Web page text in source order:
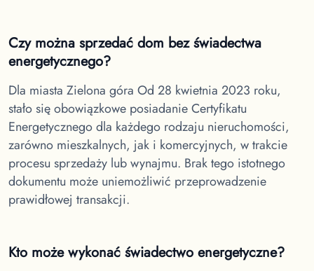
Czy można sprzedać dom bez świadectwa
energetycznego?
Dla miasta Zielona góra Od 28 kwietnia 2023 roku,
stało się obowiązkowe posiadanie Certyfikatu
Energetycznego dla każdego rodzaju nieruchomości,
zarówno mieszkalnych, jak i komercyjnych, w trakcie
procesu sprzedaży lub wynajmu. Brak tego istotnego
dokumentu może uniemożliwić przeprowadzenie
prawidłowej transakcji.
Kto może wykonać świadectwo energetyczne?